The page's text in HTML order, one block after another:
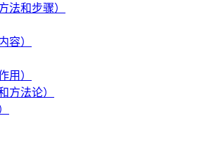
法和步骤）
容）
用）
方法论）